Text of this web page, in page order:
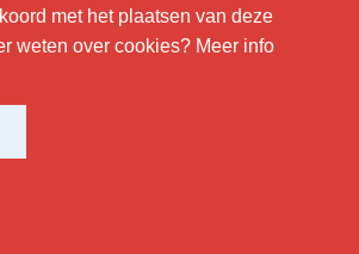
met het plaatsen van deze
weten over cookies? Meer info